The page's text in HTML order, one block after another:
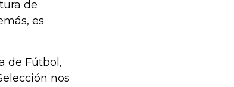
de
es
de Fútbol,
nos